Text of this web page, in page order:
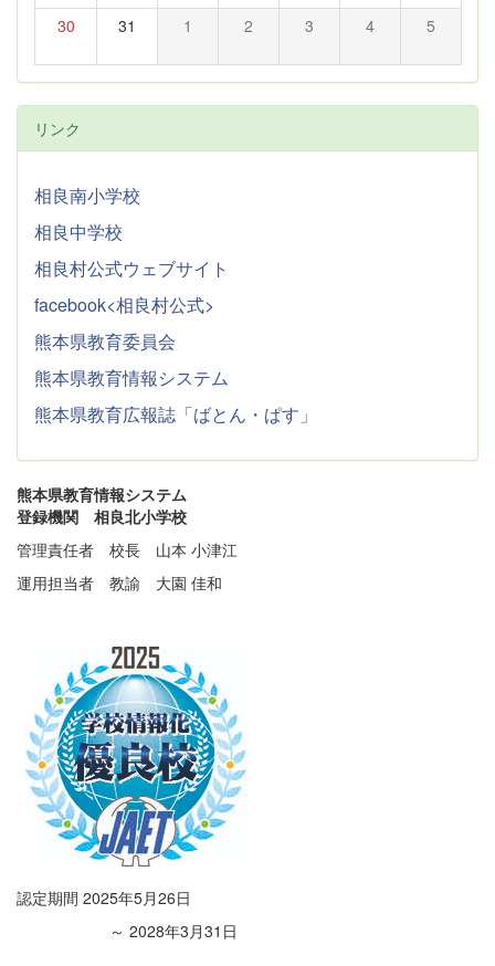
30 31 1 2 3 4 5
リンク
相良南小学校
相良中学校
相良村公式ウェブサイト
facebook<相良村公式>
熊本県教育委員会
熊本県教育情報システム
熊本県教育広報誌「ばとん・ぱす」
熊本県教育情報システム
登録機関 相良北小学校
管理責任者 校長 山本 小津江
運用担当者 教諭 大園 佳和
認定期間 2025年5月26日
～ 2028年3月31日